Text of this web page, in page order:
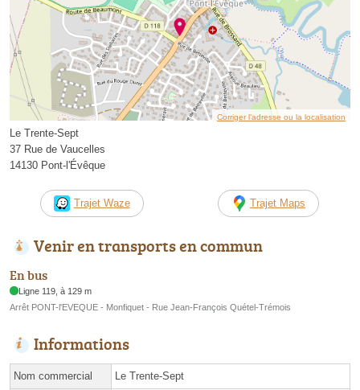
Corriger l’adresse ou la localisation
Le Trente-Sept
37 Rue de Vaucelles
14130 Pont-l'Évêque
Trajet Waze Trajet Maps
Venir en transports en commun
En bus
Ligne 119, à 129 m
Arrêt PONT-l'EVEQUE - Monfiquet - Rue Jean-François Quétel-Trémois
Informations
Nom commercial Le Trente-Sept